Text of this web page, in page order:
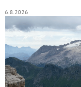
6.8.2026